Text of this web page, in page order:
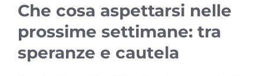
Che cosa aspettarsi nelle
prossime settimane: tra
speranze e cautela